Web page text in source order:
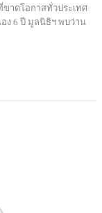
าดโอกาสทั่วประเทศ
ง 6 ปี มูลนิธิฯ พบว่าน